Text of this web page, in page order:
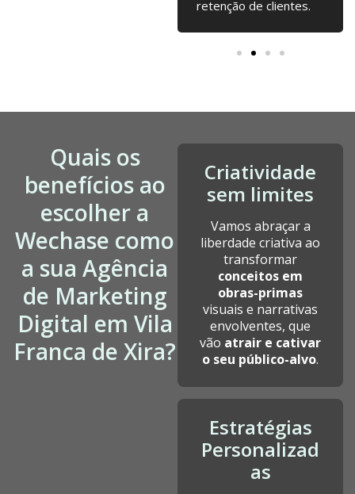
retenção de clientes.
Quais os
benefícios ao
escolher a
Wechase como
a sua Agência
de Marketing
Digital em Vila
Franca de Xira?
Criatividade
sem limites
Vamos abraçar a
liberdade criativa ao
transformar
conceitos em
obras-primas
visuais e narrativas
envolventes, que
vão atrair e cativar
o seu público-alvo.
Estratégias
Personalizad
as